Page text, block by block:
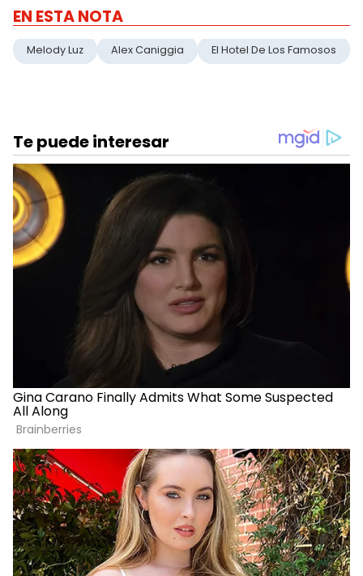
EN ESTA NOTA
Melody Luz Alex Caniggia El Hotel De Los Famosos